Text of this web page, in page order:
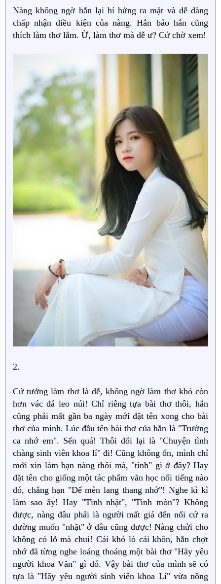
Nàng không ngờ hắn lại hí hửng ra mặt và dễ dàng
chấp nhận điều kiện của nàng. Hắn bảo hắn cũng
thích làm thơ lắm. Ừ, làm thơ mà dễ ư? Cứ chờ xem!
2.
Cứ tưởng làm thơ là dễ, không ngờ làm thơ khó còn
hơn vác đá leo núi! Chỉ riêng tựa bài thơ thôi, hắn
cũng phải mất gần ba ngày mới đặt tên xong cho bài
thơ của mình. Lúc đầu tên bài thơ của hắn là "Trường
ca nhớ em". Sến quá! Thôi đổi lại là "Chuyện tình
chàng sinh viên khoa lí" đi! Cũng không ổn, mình chỉ
mới xin làm bạn nàng thôi mà, "tình" gì ở đây? Hay
đặt tên cho giống một tác phẩm văn học nổi tiếng nào
đó, chẳng hạn "Dế mèn lang thang nhớ"! Nghe kì kì
làm sao ấy! Hay "Tình nhặt", "Tình mòn"? Không
được, nàng đâu phải là người mất giá đến nổi cứ ra
đường muốn "nhặt" ở đâu cũng được! Nàng chửi cho
không có lỗ mà chui! Cái khó ló cái khôn, hắn chợt
nhớ đã từng nghe loáng thoáng một bài thơ "Hãy yêu
người khoa Văn" gì đó. Vậy bài thơ của mình sẽ có
tựa là "Hãy yêu người sinh viên khoa Lí" vừa nồng